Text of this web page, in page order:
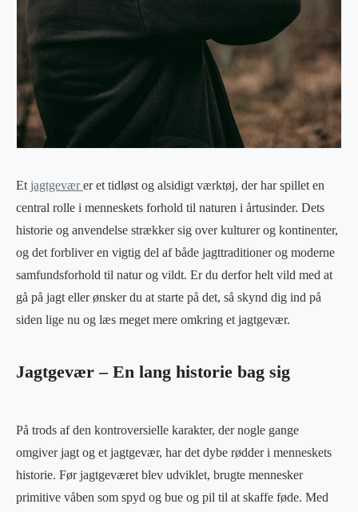
Et jagtgeværer et tidløst og alsidigt værktøj, der har spillet en
central rolle i menneskets forhold til naturen i årtusinder. Dets
historie og anvendelse strækker sig over kulturer og kontinenter,
og det forbliver en vigtig del af både jagttraditioner og moderne
samfundsforhold til natur og vildt. Er du derfor helt vild med at
gå på jagt eller ønsker du at starte på det, så skynd dig ind på
siden lige nu og læs meget mere omkring et jagtgevær.
Jagtgevær – En lang historie bag sig
På trods af den kontroversielle karakter, der nogle gange
omgiver jagt og et jagtgevær, har det dybe rødder i menneskets
historie. Før jagtgeværet blev udviklet, brugte mennesker
primitive våben som spyd og bue og pil til at skaffe føde. Med